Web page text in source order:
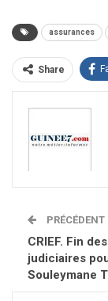
assurances
Share
PRÉCÉDENT
CRIEF. Fin
judiciaires
Souleymane